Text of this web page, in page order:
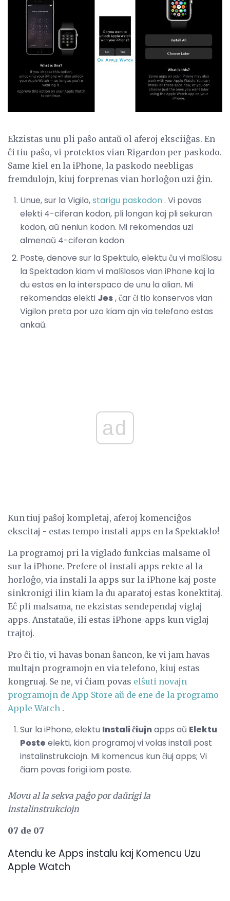
Ekzistas unu pli paŝo antaŭ ol aferoj eksciiĝas. En
ĉi tiu paŝo, vi protektos vian Rigardon per paskodo.
Same kiel en la iPhone, la paskodo neebligas
fremdulojn, kiuj forprenas vian horloĝon uzi ĝin.
Unue, sur la Vigilo,starigu paskodon. Vi povas
elekti 4-ciferan kodon, pli longan kaj pli sekuran
kodon, aŭ neniun kodon. Mi rekomendas uzi
almenaŭ 4-ciferan kodon
Poste, denove sur la Spektulo, elektu ĉu vi malŝlosu
la Spektadon kiam vi malŝlosos vian iPhone kaj la
du estas en la interspaco de unu la alian. Mi
rekomendas elekti Jes, ĉar ĉi tio konservos vian
Vigilon preta por uzo kiam ajn via telefono estas
ankaŭ.
ad
Kun tiuj paŝoj kompletaj, aferoj komenciĝos
ekscitaj - estas tempo instali apps en la Spektaklo!
La programoj pri la viglado funkcias malsame ol
sur la iPhone. Prefere ol instali apps rekte al la
horloĝo, via instali la apps sur la iPhone kaj poste
sinkronigi ilin kiam la du aparatoj estas konektitaj.
Eĉ pli malsama, ne ekzistas sendependaj viglaj
apps. Anstataŭe, ili estas iPhone-apps kun viglaj
trajtoj.
Pro ĉi tio, vi havas bonan ŝancon, ke vi jam havas
multajn programojn en via telefono, kiuj estas
kongruaj. Se ne, vi ĉiam povas elŝuti novajn
programojn de App Store aŭ de ene de la programo
Apple Watch .
Sur la iPhone, elektu Instali ĉiujnapps aŭ Elektu
Poste elekti, kion programoj vi volas instali post
instalinstrukciojn. Mi komencus kun ĉiuj apps; Vi
ĉiam povas forigi iom poste.
Movu al la sekva paĝo por daŭrigi la
instalinstrukciojn
07 de 07
Atendu ke Apps instalu kaj Komencu Uzu
Apple Watch